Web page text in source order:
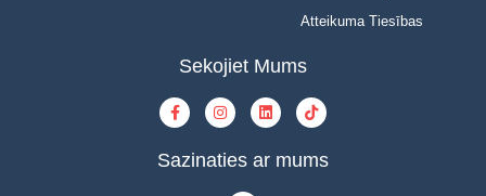
Atteikuma Tiesības
Sekojiet Mums
Sazinaties ar mums